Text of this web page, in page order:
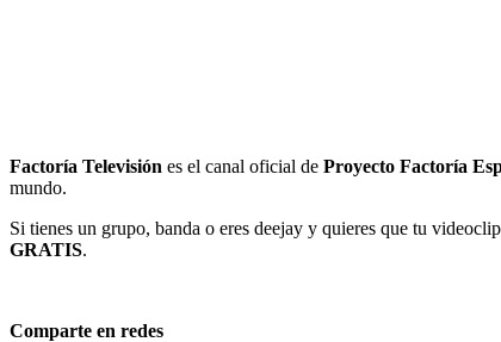
Factoría Televisión es el canal oficial de Proyecto Factoría
mundo.
Si tienes un grupo, banda o eres deejay y quieres que tu
GRATIS.
Comparte en redes